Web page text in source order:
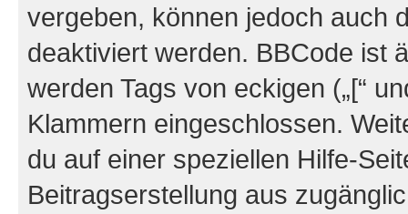
vergeben, können jedoch auch
deaktiviert werden. BBCode ist
werden Tags von eckigen („[“
Klammern eingeschlossen.
du auf einer speziellen Hilfe-
Beitragserstellung aus